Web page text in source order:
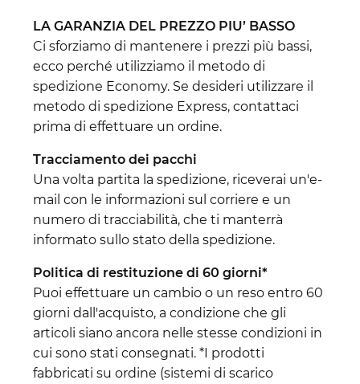
LA GARANZIA DEL PREZZO PIU’ BASSO
Ci sforziamo di mantenere i prezzi più bassi,
ecco perché utilizziamo il metodo di
spedizione Economy. Se desideri utilizzare il
metodo di spedizione Express, contattaci
prima di effettuare un ordine.
Tracciamento dei pacchi
Una volta partita la spedizione, riceverai un'e-
mail con le informazioni sul corriere e un
numero di tracciabilità, che ti manterrà
informato sullo stato della spedizione.
Politica di restituzione di 60 giorni*
Puoi effettuare un cambio o un reso entro 60
giorni dall'acquisto, a condizione che gli
articoli siano ancora nelle stesse condizioni in
cui sono stati consegnati. *I prodotti
fabbricati su ordine (sistemi di scarico